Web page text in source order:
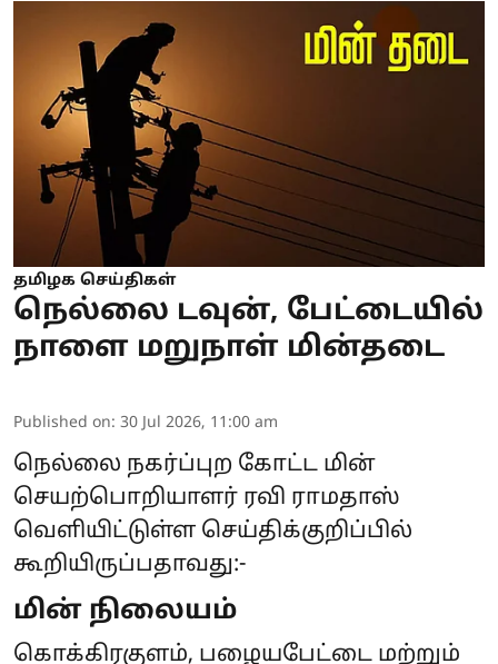
தமிழக செய்திகள்
நெல்லை டவுன், பேட்டையில்
நாளை மறுநாள் மின்தடை
Published on: 30 Jul 2026, 11:00 am
நெல்லை நகர்ப்புற கோட்ட மின்
செயற்பொறியாளர் ரவி ராமதாஸ்
வெளியிட்டுள்ள செய்திக்குறிப்பில்
கூறியிருப்பதாவது:-
மின் நிலையம்
கொக்கிரகுளம், பழையபேட்டை மற்றும்